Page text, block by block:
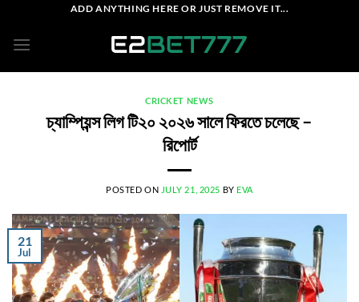
content
ADD ANYTHING HERE OR JUST REMOVE IT...
CRICKET NEWS
চ্যাম্পিয়ন্স লিগ টি২০ ২০২৬ সালে ফিরতে চলেছে –
রিপোর্ট
POSTED ON JULY 21, 2025 BY EVA
21
Jul